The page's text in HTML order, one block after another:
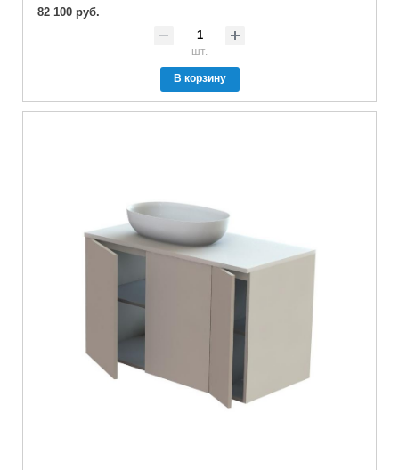
82 100 руб.
шт.
В корзину